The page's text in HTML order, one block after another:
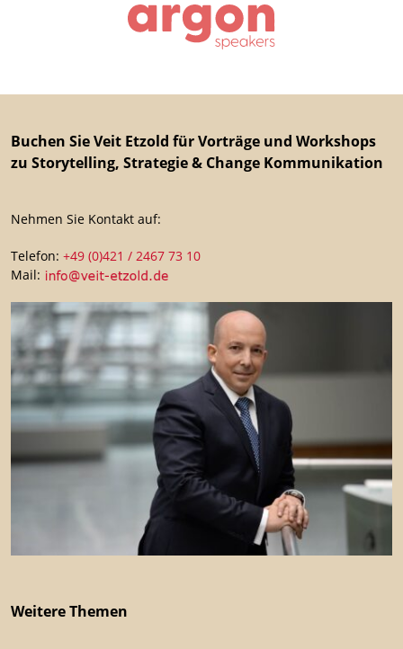
Buchen Sie Veit Etzold für Vorträge und Workshops
zu Storytelling, Strategie & Change Kommunikation
Nehmen Sie Kontakt auf:
Telefon: +49 (0)421 / 2467 73 10
Mail:
Weitere Themen